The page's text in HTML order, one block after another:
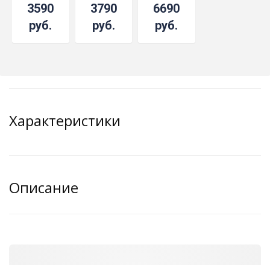
3590
руб.
3790
руб.
6690
руб.
Характеристики
Описание